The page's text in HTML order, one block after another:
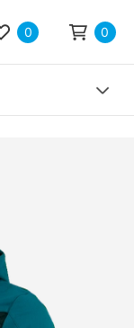
0 0